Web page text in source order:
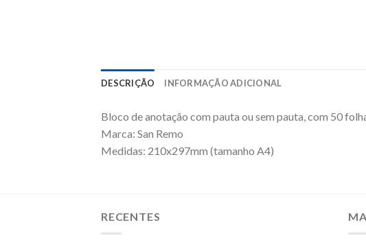
DESCRIÇÃO INFORMAÇÃO ADICIONAL
Bloco de anotação com pauta ou sem pauta, com 50
Marca: San Remo
Medidas: 210x297mm (tamanho A4)
RECENTES